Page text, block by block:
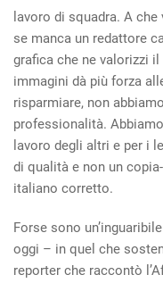
lavoro di squadra. A
se manca un redattore
grafica che ne valorizzi
immagini dà più forza
risparmiare, non
professionalità.
lavoro degli altri e per i
di qualità e non un
italiano corretto.
Forse sono
oggi – in quel che
reporter che raccontò